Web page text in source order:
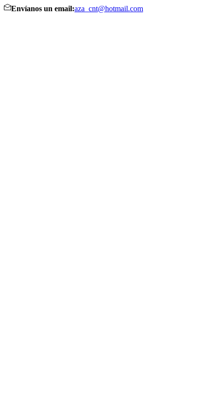
Envíanos un email:aza_cnt@hotmail.com